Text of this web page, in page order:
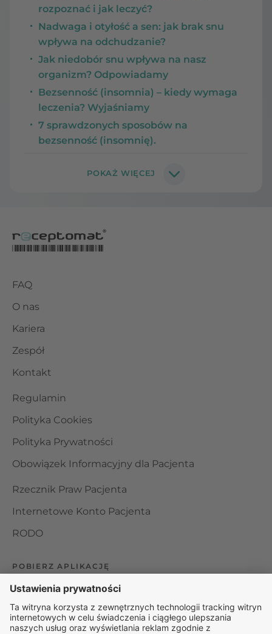
rozpoznać i jak leczyć?
Nadwaga i otyłość a sen: jak brak snu
wpływa na odchudzanie?
Jak niedobór snu wpływa na nasz
organizm? Odpowiadamy
Bezsenność (insomnia) – kiedy wymaga
leczenia? Wyjaśniamy
7 sprawdzonych sposobów na
bezsenność (insomnię).
FAQ
O nas
Kariera
Zespół
Kontakt
Regulamin
Polityka Cookies
Polityka Prywatności
Obowiązek Informacyjny dla Pacjenta
Rzecznik Praw Pacjenta
Internetowe Konto Pacjenta
RODO
POBIERZ APLIKACJĘ
Organizator udzielania świadczeń telemedycznych jest